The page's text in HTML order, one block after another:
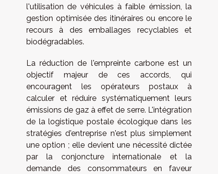
l'utilisation de véhicules à faible émission, la
gestion optimisée des itinéraires ou encore le
recours à des emballages recyclables et
biodégradables.
La réduction de l'empreinte carbone est un
objectif majeur de ces accords, qui
encouragent les opérateurs postaux à
calculer et réduire systématiquement leurs
émissions de gaz à effet de serre. L'intégration
de la logistique postale écologique dans les
stratégies d'entreprise n'est plus simplement
une option ; elle devient une nécessité dictée
par la conjoncture internationale et la
demande des consommateurs en faveur